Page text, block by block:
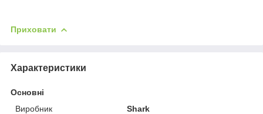
Приховати
Характеристики
Основні
Виробник
Shark